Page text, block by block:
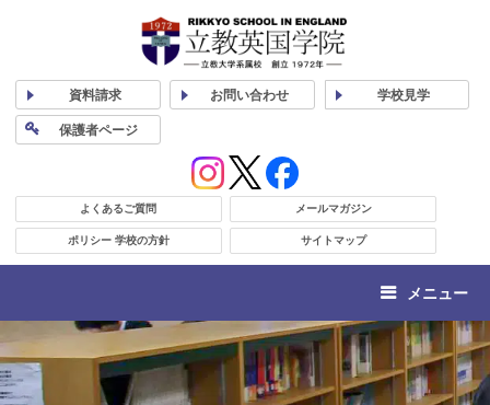
資料請求 お問い合わせ 学校見学
保護者ページ
よくあるご質問 メールマガジン
ポリシー 学校の方針 サイトマップ
メニュー